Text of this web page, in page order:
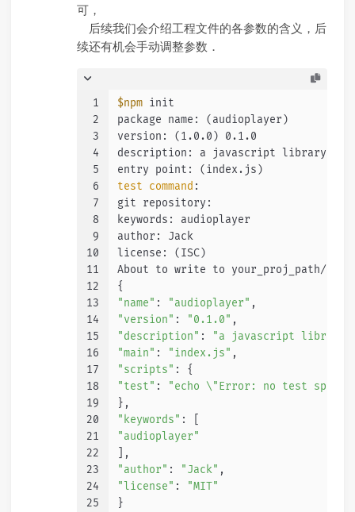
可，
后续我们会介绍工程文件的各参数的含义，后
续还有机会手动调整参数．
1
2
3
4
5
6
7
8
9
10
11
12
13
14
15
16
17
18
19
20
21
22
23
24
25
$npm init
package name: (audioplayer)
version: (1.0.0) 0.1.0
description: a javascript library
entry point: (index.js)
test
command :
git repository:
keywords: audioplayer
author: Jack
license: (ISC)
About to write to your_proj_path/h5-
{
"name" : "audioplayer" ,
"version" : "0.1.0" ,
"description" :
"a javascript library
"main" : "index.js" ,
"scripts" : {
"test" :
"echo \"Error: no test
},
"keywords" : [
"audioplayer"
],
"author" : "Jack" ,
"license" :
"MIT"
}